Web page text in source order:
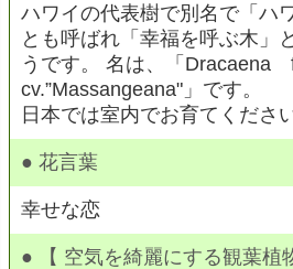
ハワイの代表樹で別名で「ハ
とも呼ばれ「幸福を呼ぶ木」
うです。 名は、「
cv.”Massangeana"」です。
日本では室内でお育てください
● 花言葉
幸せな恋
● 【 空気を綺麗にする観葉植